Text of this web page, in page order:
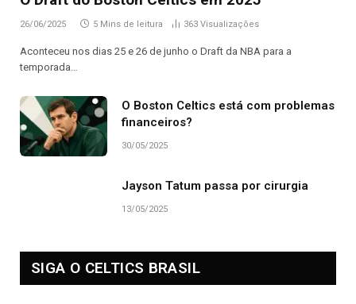
26/06/2025 5 Mins de leitura 363 Visualizações
Aconteceu nos dias 25 e 26 de junho o Draft da NBA para a
temporada…
O Boston Celtics está com problemas
financeiros?
30/05/2025
Jayson Tatum passa por cirurgia
13/05/2025
SIGA O CELTICS BRASIL